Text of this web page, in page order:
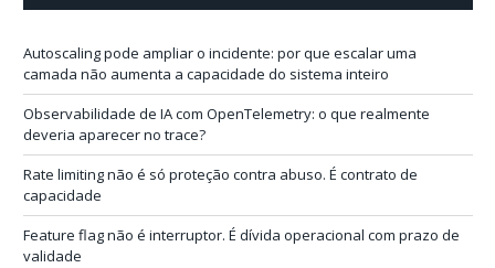
i
l
Autoscaling pode ampliar o incidente: por que escalar uma
camada não aumenta a capacidade do sistema inteiro
Observabilidade de IA com OpenTelemetry: o que realmente
deveria aparecer no trace?
Rate limiting não é só proteção contra abuso. É contrato de
capacidade
Feature flag não é interruptor. É dívida operacional com prazo de
validade